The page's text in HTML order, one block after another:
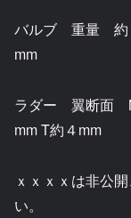
バルブ 重量 約
mm
ラダー 翼断面
mm T約４mm
ｘｘｘｘは非公
い。